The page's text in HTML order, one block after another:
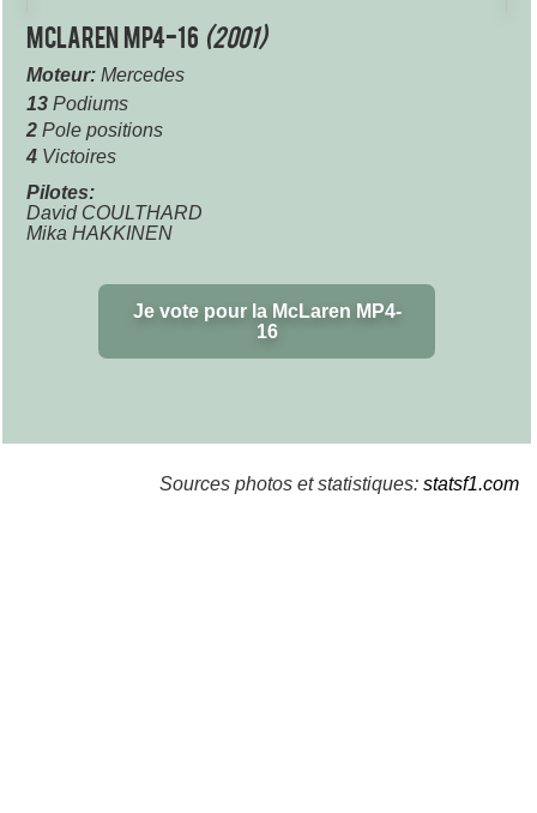
McLaren MP4-16 (2001)
Moteur: Mercedes
13 Podiums
2 Pole positions
4 Victoires
Pilotes:
David COULTHARD
Mika HAKKINEN
Je vote pour la McLaren MP4-
16
Sources photos et statistiques: statsf1.com